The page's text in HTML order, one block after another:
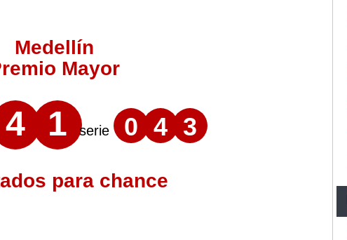
Medellín
Mayor
4 1 serie 0 4 3
para chance